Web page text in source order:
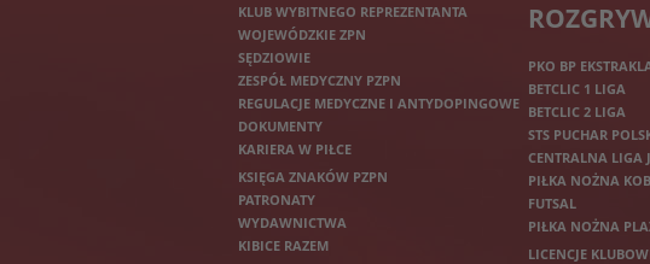
KLUB WYBITNEGO REPREZENTANTA
WOJEWÓDZKIE ZPN
SĘDZIOWIE
ZESPÓŁ MEDYCZNY PZPN
REGULACJE MEDYCZNE I ANTYDOPINGOWE
DOKUMENTY
KARIERA W PIŁCE
KSIĘGA ZNAKÓW PZPN
PATRONATY
WYDAWNICTWA
KIBICE RAZEM
PKO BP
BETCLIC 1 LIGA
BETCLIC 2 LIGA
STS PUCHAR
CENTRALNA LIGA
PIŁKA NOŻNA
FUTSAL
PIŁKA NOŻNA
LICENCJE